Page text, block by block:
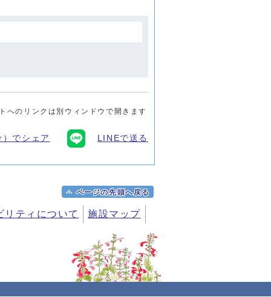
へのリンクは別ウィンドウで開きます
でシェア LINEで送る
ページの先頭へ戻る
リティについて 施設マップ